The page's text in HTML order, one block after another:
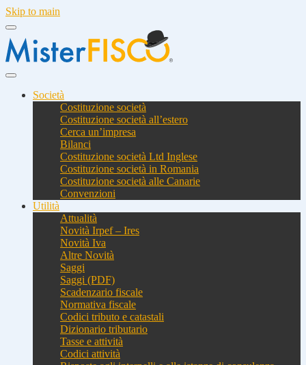
Skip to main
Società
Costituzione società
Costituzione società all’estero
Cerca un’impresa
Bilanci
Costituzione società Ltd Inglese
Costituzione società in Romania
Costituzione società alle Canarie
Convenzioni
Utilità
Attualità
Novità Irpef – Ires
Novità Iva
Altre Novità
Saggi
Saggi (PDF)
Scadenzario fiscale
Normativa fiscale
Codici tributo e catastali
Dizionario tributario
Tasse e attività
Codici attività